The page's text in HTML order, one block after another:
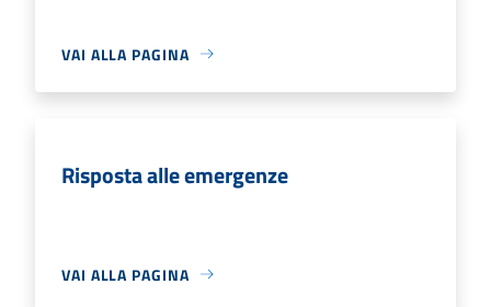
VAI ALLA PAGINA
Risposta alle emergenze
VAI ALLA PAGINA